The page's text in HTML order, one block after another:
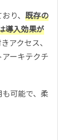
り、 既存の
導入効果が
アクセス、
ーキテクチ
可能で、柔